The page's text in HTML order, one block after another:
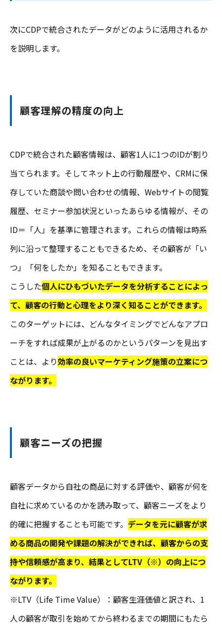
次にCDPで統合されたデータがどのように活用されるか
を説明します。
顧客理解の精度の向上
CDPで統合された顧客情報は、顧客1人に1つのIDが割り
当てられます。そしてネット上の行動履歴や、CRMに保
存していた商談や問い合わせの情報、Webサイトの閲覧
履歴、セミナー参加状況といったあらゆる情報が、その
ID＝「人」を基準に管理されます。これらの情報は時系
列に沿って整理することもできるため、その顧客が「い
つ」「何をしたか」を知ることもできます。
こうした個人にひもづいたデータを分析することによっ
て、顧客の行動と心理をより深く知ることができます。
このターゲットには、どんなタイミングでどんなアプロ
ーチをすれば成果が上がるのかというパターンを見出す
ことは、より効率の良いマーケティング施策の立案につ
ながります。
顧客ニーズの把握
顧客データから自社の商品に対する評価や、顧客が何を
自社に求めているのかを読み取って、顧客ニーズをより
的確に把握することも可能です。 データを元に顧客が求
める商品の開発や課題の解決ができれば、顧客からの支
持や信頼感が高まり、結果としてLTV（※）の向上につ
ながります。
※LTV（Life Time Value）：顧客生涯価値と訳され、1
人の顧客が取引を始めてから終わるまでの期間にもたら